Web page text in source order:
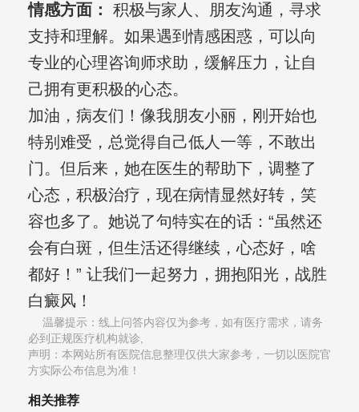
情感方面：
积极与家人、朋友沟通，寻求
支持和理解。如果遇到情感困惑，可以向
专业的心理咨询师求助，缓解压力，让自
己拥有更积极的心态。
加油，病友们！像我朋友小丽，刚开始也
特别难受，总觉得自己低人一等，不敢出
门。但后来，她在医生的帮助下，调整了
心态，积极治疗，现在病情显然好转，笑
容也多了。她说了句特实在的话：“虽然还
会有白斑，但生活还得继续，心态好，啥
都好！” 让我们一起努力，拥抱阳光，战胜
白癜风！
温馨提示：线上问答内容仅为参考，如有医疗需求，请务
必到正规医疗机构就诊,
声明：本网站所有医院信息整理仅供大家参考，一切以医院官
方实际公布信息为准！
相关推荐